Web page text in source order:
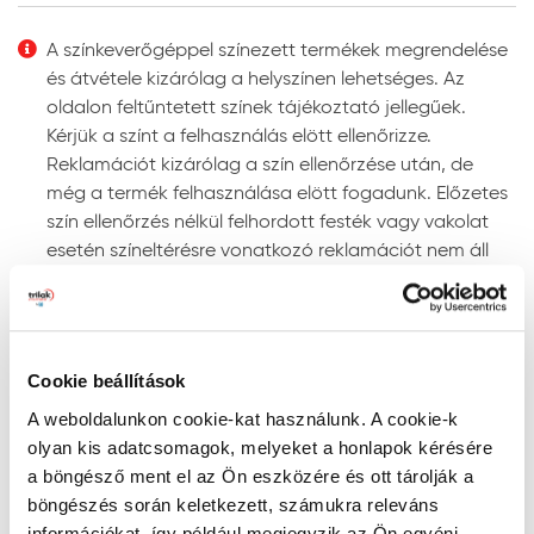
Cookie beállítások
A weboldalunkon cookie-kat használunk. A cookie-k
olyan kis adatcsomagok, melyeket a honlapok kérésére
a böngésző ment el az Ön eszközére és ott tárolják a
böngészés során keletkezett, számukra releváns
paramétereket az adott géptípushoz kell beállítani.
Színezhetőség:színkeverőgépen több ezer UV-álló
színben színezhető.
Megjegyzés: a javasolt rétegfelépítések minden esetben
a legjobb tudásunk szerinti ajánlások, és nem mentesítik
a felhasználót az adott festendő felület vizsgálatától.
Gépi színkeverés: a színkeverőgép a kiválasztott
alkalmazzon „nem fényálló” jelzéssel ellátott színt
kifakulhatnak.
A gépi színkeverés pontosságának megítélésére
megfelelő színmérő berendezés alkalmas, mivel a
szemünkkel látott színt sok tényező (a referencia
A színkeverőgéppel színezett termékek megrendelése
és átvétele kizárólag a helyszínen lehetséges. Az
oldalon feltűntetett színek tájékoztató jellegűek.
Kérjük a színt a felhasználás elött ellenőrizze.
Reklamációt kizárólag a szín ellenőrzése után, de
még a termék felhasználása elött fogadunk. Előzetes
szín ellenőrzés nélkül felhordott festék vagy vakolat
esetén színeltérésre vonatkozó reklamációt nem áll
Szín keresése kód szerint
RAL, NCS, és PPG Voice of Color színskálákban történő
alábbiak szerint:
- RAL kód: a RAL szó után szóközzel írjon be 4
számkaraktert (pl. RAL 7001)
- NCS kód: az S betű után szóközzel írjon be 4